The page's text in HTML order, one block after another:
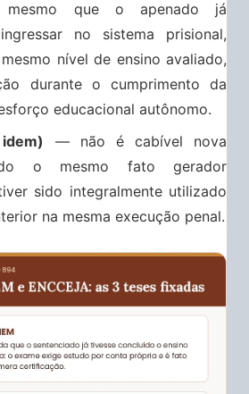
mesmo que o apenado já
no sistema prisional,
nível de ensino avaliado,
durante o cumprimento da
educacional autônomo.
— não é cabível nova
o mesmo fato gerador
sido integralmente utilizado
na mesma execução penal.